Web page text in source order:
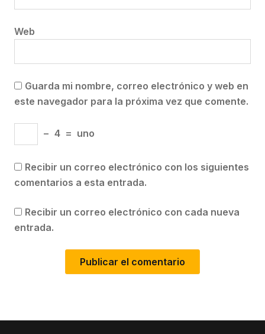
Web
Guarda mi nombre, correo electrónico y web en
este navegador para la próxima vez que comente.
− 4 = uno
Recibir un correo electrónico con los siguientes
comentarios a esta entrada.
Recibir un correo electrónico con cada nueva
entrada.